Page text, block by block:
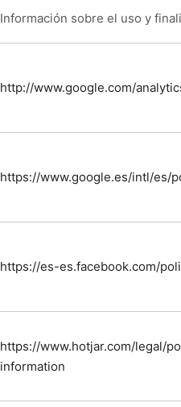
Información sobre el uso y
http://www.google.com/
https://www.google.es/intl/es/
https://es-es.facebook.com/
https://www.hotjar.com/legal/
information